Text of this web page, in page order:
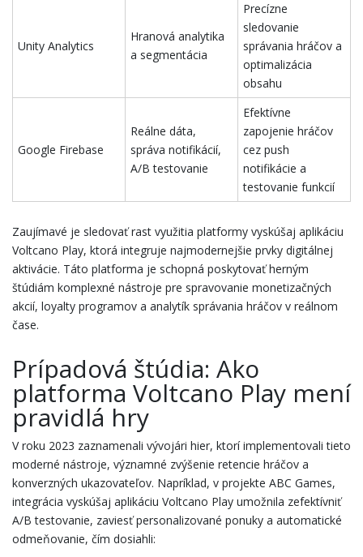
Unity Analytics
Hranová analytika
a segmentácia
Precízne
sledovanie
správania hráčov a
optimalizácia
obsahu
Google Firebase
Reálne dáta,
správa notifikácií,
A/B testovanie
Efektívne
zapojenie hráčov
cez push
notifikácie a
testovanie funkcií
Zaujímavé je sledovať rast využitia platformy vyskúšaj aplikáciu
Voltcano Play, ktorá integruje najmodernejšie prvky digitálnej
aktivácie. Táto platforma je schopná poskytovať herným
štúdiám komplexné nástroje pre spravovanie monetizačných
akcií, loyalty programov a analytík správania hráčov v reálnom
čase.
Prípadová štúdia: Ako
platforma Voltcano Play mení
pravidlá hry
V roku 2023 zaznamenali vývojári hier, ktorí implementovali tieto
moderné nástroje, významné zvýšenie retencie hráčov a
konverzných ukazovateľov. Napríklad, v projekte ABC Games,
integrácia vyskúšaj aplikáciu Voltcano Play umožnila zefektívniť
A/B testovanie, zaviesť personalizované ponuky a automatické
odmeňovanie, čím dosiahli: